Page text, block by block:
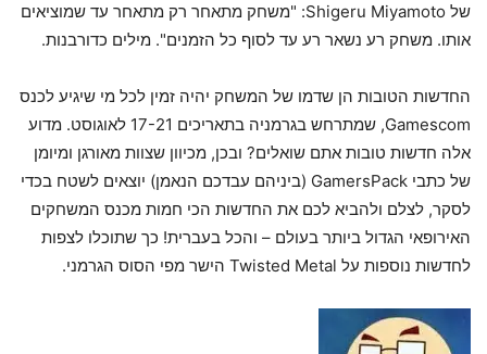
של Shigeru Miyamoto: "משחק מתאחר רק מתאחר עד שמוציאים
אותו. משחק רע נשאר רע עד לסוף כל הזמנים". מילים כדורבנות.
החדשות הטובות הן שדמו של המשחק יהיה זמין לכל מי שיגיע לכנס
Gamescom, שמתרחש בגרמניה בתאריכים 17-21 לאוגוסט. מדוע
אלה חדשות טובות אתם שואלים? ובכן, מכיוון שצוות מאורגן ומיומן
של כתבי GamersPack (ביניהם עבדכם הנאמן) יוצאים לשטח בכדי
לסקר, לצלם ולהביא לכם את החדשות הכי חמות מכנס המשחקים
האירופאי הגדול ביותר בעולם – והכל בעברית! כך שתוכלו לצפות
לחדשות נוספות על Twisted Metal הישר מפי הסוס הגרמני.